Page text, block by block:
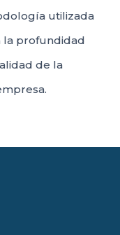
utilizada
la profundidad
de la